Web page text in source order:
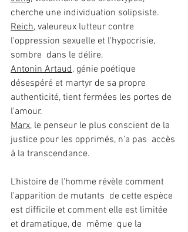
cherche une individuation solipsiste.
Reich, valeureux lutteur contre
l'oppression sexuelle et l'hypocrisie,
sombre  dans le délire.
Antonin Artaud, génie poétique
désespéré et martyr de sa propre
authenticité, tient fermées les portes de
l'amour.
Marx, le penseur le plus conscient de la
justice pour les opprimés, n'a pas  accès
à la transcendance.
L'histoire de l'homme révèle comment
l'apparition de mutants  de cette espèce
est difficile et comment elle est limitée
et dramatique, de  même  que la